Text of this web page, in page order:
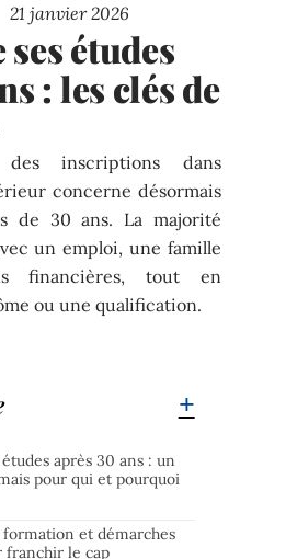
21 janvier 2026
études
: les clés de
inscriptions dans
concerne désormais
de 30 ans. La majorité
un emploi, une famille
financières, tout en
ou une qualification.
après 30 ans : un
pour qui et pourquoi
formation et démarches
franchir le cap